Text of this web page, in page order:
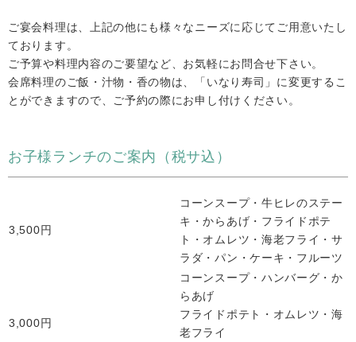
ご宴会料理は、上記の他にも様々なニーズに応じてご用意いたし
ております。
ご予算や料理内容のご要望など、お気軽にお問合せ下さい。
会席料理のご飯・汁物・香の物は、「いなり寿司」に変更するこ
とができますので、ご予約の際にお申し付けください。
お子様ランチのご案内（税サ込）
3,500円
コーンスープ・牛ヒレのステー
キ・からあげ・フライドポテ
ト・オムレツ・海老フライ・サ
ラダ・パン・ケーキ・フルーツ
3,000円
コーンスープ・ハンバーグ・か
らあげ
フライドポテト・オムレツ・海
老フライ